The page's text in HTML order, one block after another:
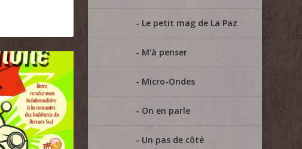
Le petit mag de La Paz
M'à penser
Micro-Ondes
On en parle
Un pas de côté